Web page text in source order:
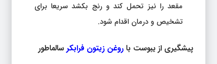
مقعد را نیز تحمل کند و رنج بکشد سریعا برای
تشخیص و درمان اقدام شود.
پیشگیری از یبوست با روغن زیتون فرابکر سالماطور